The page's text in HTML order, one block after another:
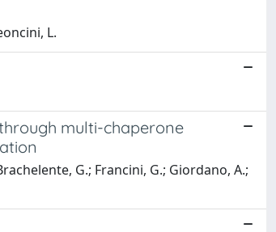
L.
multi-chaperone
G.; Francini, G.; Giordano, A.;